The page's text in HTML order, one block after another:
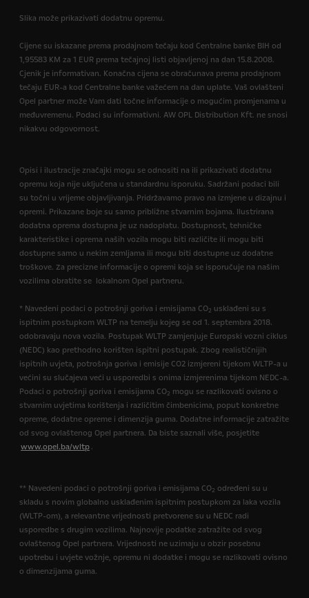
Slika može prikazivati dodatnu opremu.
Cijene su iskazane prema prodajnom tečaju kod Centralne banke BIH od
1,95583 KM za 1 EUR prema tečajnoj listi objavljenoj na dan 15.8.2008.
Cjenik je informativan. Konačna cijena se obračunava prema prodajnom
tečaju EUR-a kod Centralne banke važećem na dan uplate. Vaš ovlašteni
Opel partner može Vam dati točne informacije o mogućim promjenama u
međuvremenu. Podaci su informativni. AW OPL Distribution Kft. ne snosi
nikakvu odgovornost.
Opisi i ilustracije značajki mogu se odnositi na ili prikazivati dodatnu
opremu koja nije uključena u standardnu isporuku. Sadržani podaci bili
su točni u vrijeme objavljivanja. Pridržavamo pravo na izmjene u dizajnu i
opremi. Prikazane boje su samo približne stvarnim bojama. Ilustrirana
dodatna oprema dostupna je uz nadoplatu. Dostupnost, tehničke
karakteristike i oprema naših vozila mogu biti različite ili mogu biti
dostupne samo u nekim zemljama ili mogu biti dostupne uz dodatne
troškove. Za precizne informacije o opremi koja se isporučuje na našim
vozilima obratite se lokalnom Opel partneru.
* Navedeni podaci o potrošnji goriva i emisijama CO2 usklađeni su s
ispitnim postupkom WLTP na temelju kojeg se od 1. septembra 2018.
odobravaju nova vozila. Postupak WLTP zamjenjuje Europski vozni ciklus
(NEDC) kao prethodno korišten ispitni postupak. Zbog realističnijih
ispitnih uvjeta, potrošnja goriva i emisije CO2 izmjereni tijekom WLTP-a u
većini su slučajeva veći u usporedbi s onima izmjerenima tijekom NEDC-a.
Podaci o potrošnji goriva i emisijama CO2 mogu se razlikovati ovisno o
stvarnim uvjetima korištenja i različitim čimbenicima, poput konkretne
opreme, dodatne opreme i dimenzija guma. Dodatne informacije zatražite
od svog ovlaštenog Opel partnera. Da biste saznali više, posjetite
www.opel.ba/wltp .
** Navedeni podaci o potrošnji goriva i emisijama CO2 određeni su u
skladu s novim globalno usklađenim ispitnim postupkom za laka vozila
(WLTP-om), a relevantne vrijednosti pretvorene su u NEDC radi
usporedbe s drugim vozilima. Najnovije podatke zatražite od svog
ovlaštenog Opel partnera. Vrijednosti ne uzimaju u obzir posebnu
upotrebu i uvjete vožnje, opremu ni dodatke i mogu se razlikovati ovisno
o dimenzijama guma.